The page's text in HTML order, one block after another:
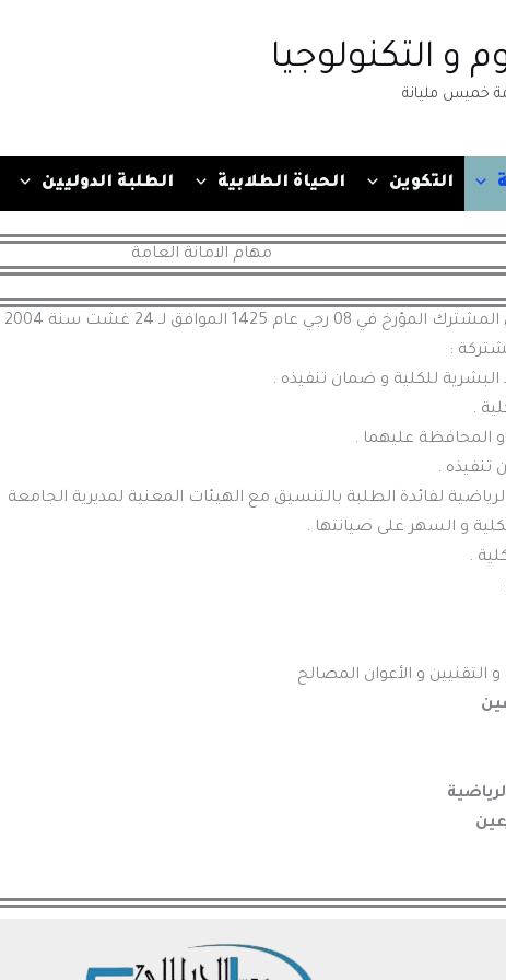
و التكنولوجيا
خميس مليانة
التكوين الحياة الطلابية الطلبة الدوليين
مهام الامانة العامة
:
و الأعوان المصالح